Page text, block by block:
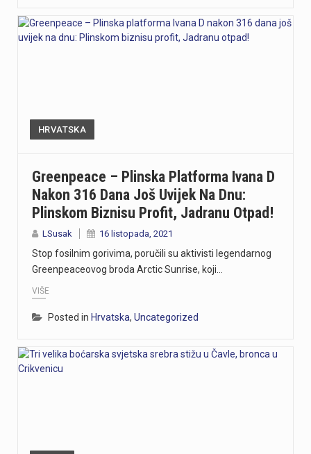
HRVATSKA
Greenpeace – Plinska Platforma Ivana D
Nakon 316 Dana Još Uvijek Na Dnu:
Plinskom Biznisu Profit, Jadranu Otpad!
LSusak 16 listopada, 2021
Stop fosilnim gorivima, poručili su aktivisti legendarnog
Greenpeaceovog broda Arctic Sunrise, koji…
VIŠE
Posted in Hrvatska, Uncategorized